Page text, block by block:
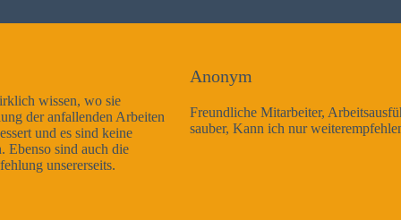
Freundliche Mitarbeiter, Arbeitsausführung sehr gut und sehr
sauber, Kann ich nur weiterempfehlen